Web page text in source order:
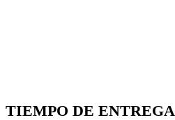
TIEMPO DE ENTREGA